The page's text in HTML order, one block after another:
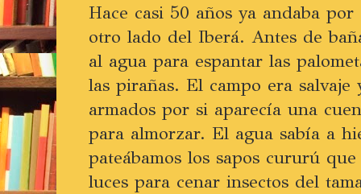
Hace casi 50 años ya andaba
otro lado del Iberá. Antes de
al agua para espantar las
las pirañas. El campo era salvaje
armados por si aparecía una
para almorzar. El agua sabía a
pateábamos los sapos cururú
luces para cenar insectos del